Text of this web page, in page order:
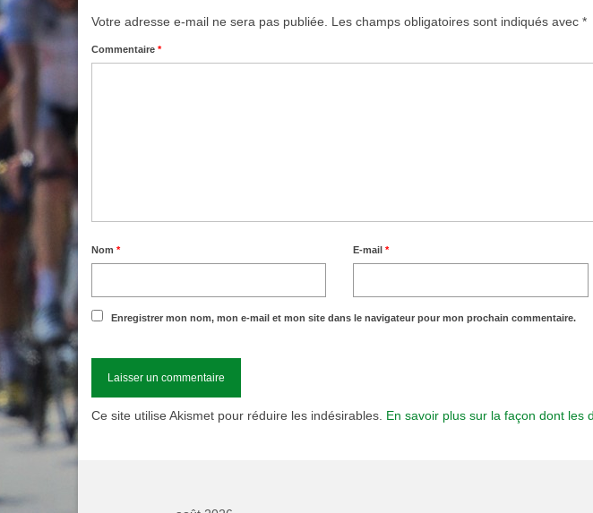
Votre adresse e-mail ne sera pas publiée. Les champs obligatoires sont indiqués avec *
Commentaire *
Nom * E-mail*
Enregistrer mon nom, mon e-mail et mon site dans le navigateur pour mon prochain commentaire.
Ce site utilise Akismet pour réduire les indésirables. En savoir plus sur la façon dont les